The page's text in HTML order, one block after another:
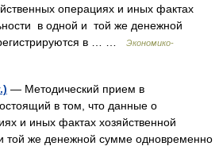
операциях и иных фактах
в одной и той же денежной
в … …
Экономико-
— Методический прием в
в том, что данные о
и иных фактах хозяйственной
той же денежной сумме одновременно